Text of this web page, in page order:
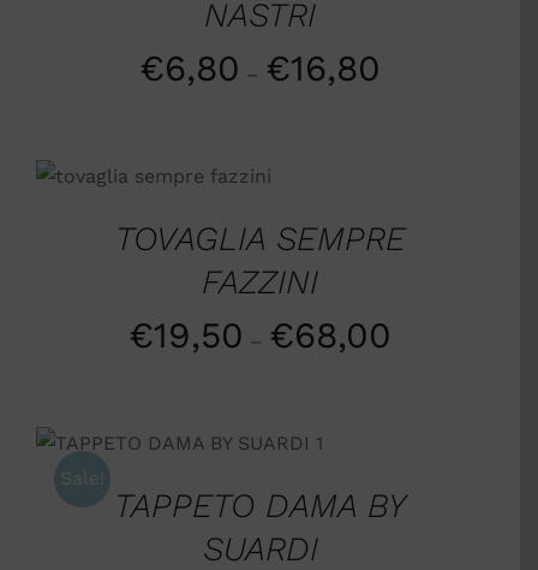
NASTRI
€6,80 – €16,80
SCEGLI
/
DETTAGLI
TOVAGLIA SEMPRE
FAZZINI
€19,50 – €68,00
Sale!
SCEGLI
/
DETTAGLI
TAPPETO DAMA BY
SUARDI